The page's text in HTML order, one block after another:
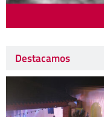
Destacamos